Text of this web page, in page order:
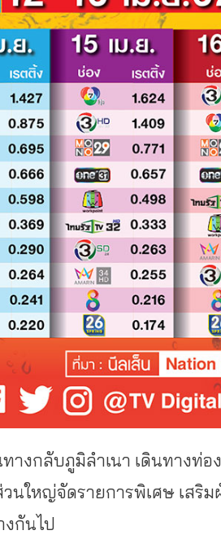
างกลับภูมิลำเนา เดินทางท่อ
นใหญ่จัดรายการพิเศษ เสริม
งกันไป